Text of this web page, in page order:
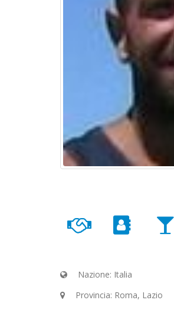
Nazione: Italia
Provincia: Roma, Lazio